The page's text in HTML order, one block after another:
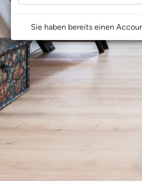
Sie haben bereits einen